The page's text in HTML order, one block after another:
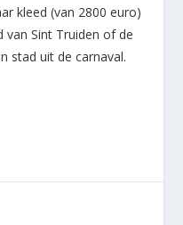
kleed (van 2800 euro)
van Sint Truiden of de
stad uit de carnaval.